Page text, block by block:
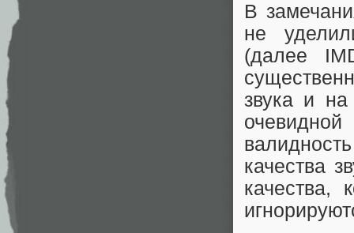
В
не
(далее
звука и на
качества
качества,